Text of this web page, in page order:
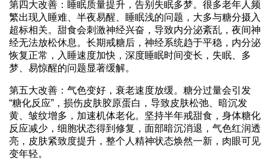
第四大改善：睡眠质量提升，告别失眠多梦。很多老年人频
繁出现入睡难、半夜易醒、睡眠浅的问题，大多与糖分摄入
超标相关。甜食会刺激神经兴奋，导致内分泌紊乱，夜间神
经无法放松休息。长期戒糖后，神经系统趋于平稳，内分泌
恢复正常，入睡速度加快，深度睡眠时间变长，失眠、多
梦、易惊醒的问题显著缓解。
第五大改善：气色变好，衰老速度放缓。糖分过量会引发
“糖化反应”，损伤皮肤胶原蛋白，导致皮肤松弛、暗沉发
黄、皱纹增多，加速机体老化。坚持半年戒甜食，身体糖化
反应减少，细胞状态得到修复，面部暗沉消退，气色红润透
亮，皮肤紧致度提升，整个人精神状态焕然一新，肉眼可见
变年轻。